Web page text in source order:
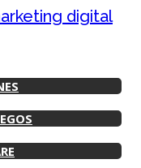
digital